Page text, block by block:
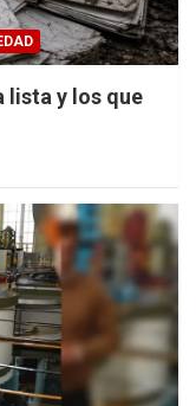
lista y los que